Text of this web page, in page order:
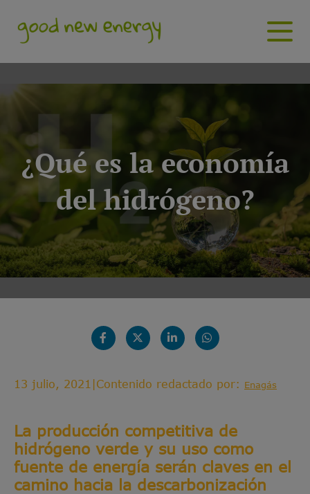
¿Qué es la economía
del hidrógeno?
13 julio, 2021 Contenido redactado por: Enagás
La producción competitiva de
hidrógeno verde y su uso como
fuente de energía serán claves en el
camino hacia la descarbonización